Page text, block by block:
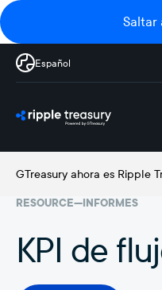
Saltar
Español
GTreasury ahora es Ripple
RESOURCE—INFORMES
KPI de